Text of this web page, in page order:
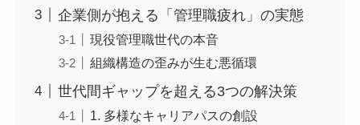
企業側が抱える「管理職疲れ」の実態
現役管理職世代の本音
組織構造の歪みが生む悪循環
世代間ギャップを超える3つの解決策
1. 多様なキャリアパスの創設